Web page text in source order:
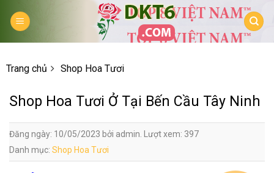
Trang chủ Shop Hoa Tươi
Shop Hoa Tươi Ở Tại Bến Cầu Tây Ninh
Đăng ngày: 10/05/2023 bởi admin. Lượt xem: 397
Danh mục: Shop Hoa Tươi